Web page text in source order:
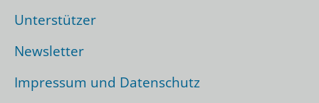
Unterstützer
Newsletter
Impressum und Datenschutz